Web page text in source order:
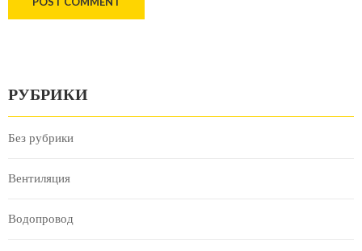
РУБРИКИ
Без рубрики
Вентиляция
Водопровод